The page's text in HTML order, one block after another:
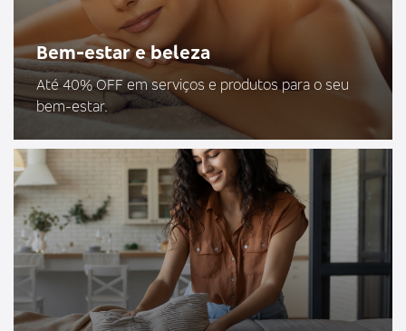
Bem-estar e beleza
Até 40% OFF em serviços e produtos para o seu
bem-estar.